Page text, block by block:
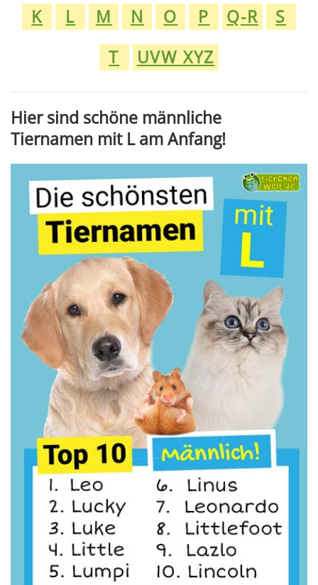
K
L M N O P Q-R
S
T
UVW XYZ
Hier sind schöne männliche
Tiernamen mit L am Anfang!